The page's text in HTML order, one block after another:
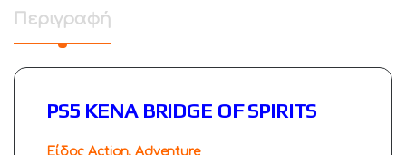
Περιγραφή
PS5 KENA BRIDGE OF SPIRITS
Είδος Action, Adventure